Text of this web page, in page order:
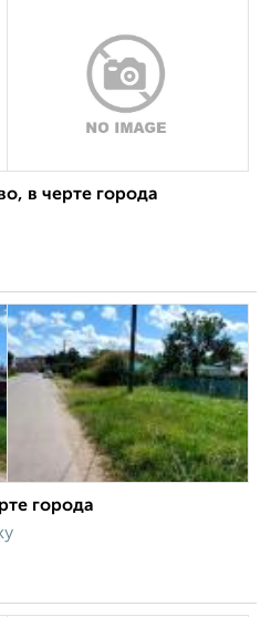
в черте города
города